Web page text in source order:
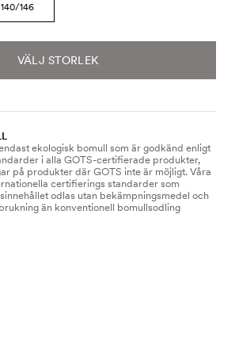
140/146
VÄLJ STORLEK
ekologisk bomull som är godkänd enligt
i alla GOTS-certifierade produkter,
på produkter där GOTS inte är möjligt. Våra
certifierings standarder som
odlas utan bekämpningsmedel och
än konventionell bomullsodling